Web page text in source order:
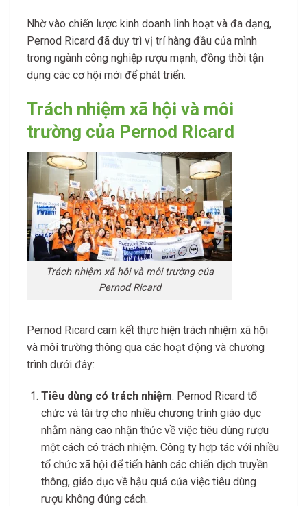
Nhờ vào chiến lược kinh doanh linh hoạt và đa dạng,
Pernod Ricard đã duy trì vị trí hàng đầu của mình
trong ngành công nghiệp rượu mạnh, đồng thời tận
dụng các cơ hội mới để phát triển.
Trách nhiệm xã hội và môi
trường của Pernod Ricard
Trách nhiệm xã hội và môi trường của
Pernod Ricard
Pernod Ricard cam kết thực hiện trách nhiệm xã hội
và môi trường thông qua các hoạt động và chương
trình dưới đây:
Tiêu dùng có trách nhiệm: Pernod Ricard tổ
chức và tài trợ cho nhiều chương trình giáo dục
nhằm nâng cao nhận thức về việc tiêu dùng rượu
một cách có trách nhiệm. Công ty hợp tác với nhiều
tổ chức xã hội để tiến hành các chiến dịch truyền
thông, giáo dục về hậu quả của việc tiêu dùng
rượu không đúng cách.